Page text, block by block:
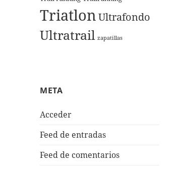
TriatlonUltrafondo
Ultratrail zapatillas
META
Acceder
Feed de entradas
Feed de comentarios